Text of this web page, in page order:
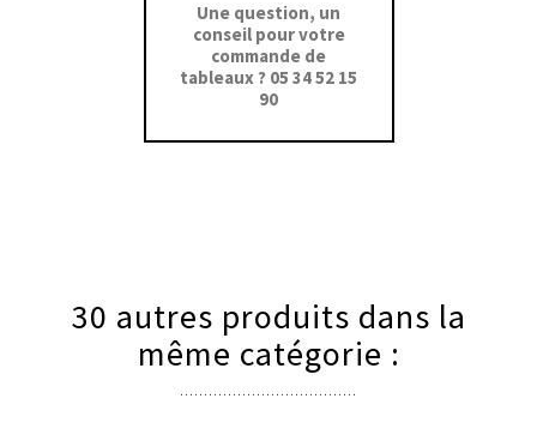
Une question, un
conseil pour votre
commande de
tableaux ? 05 34 52 15
90
30 autres produits dans la
même catégorie :